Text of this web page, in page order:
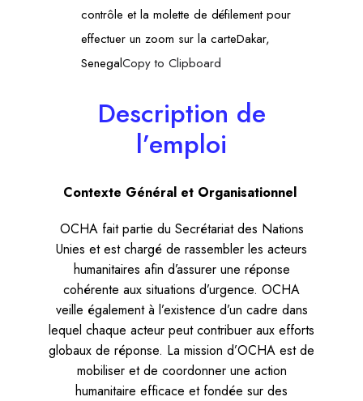
contrôle et la molette de défilement pour
effectuer un zoom sur la carteDakar,
SenegalCopy to Clipboard
Description de
l’emploi
Contexte Général et Organisationnel
OCHA fait partie du Secrétariat des Nations
Unies et est chargé de rassembler les acteurs
humanitaires afin d’assurer une réponse
cohérente aux situations d’urgence. OCHA
veille également à l’existence d’un cadre dans
lequel chaque acteur peut contribuer aux efforts
globaux de réponse. La mission d’OCHA est de
mobiliser et de coordonner une action
humanitaire efficace et fondée sur des